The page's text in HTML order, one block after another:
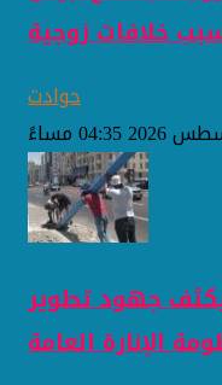
خلافات زوجية
حوادث
جهود تطوير
الإنارة العامة